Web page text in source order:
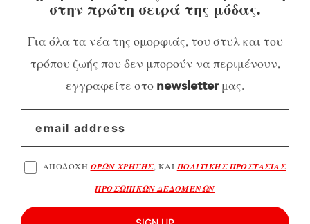
στην πρώτη σειρά της μόδας.
Για όλα τα νέα της ομορφιάς, του στυλ και του
τρόπου ζωής που δεν μπορούν να περιμένουν,
εγγραφείτε στο newsletterμας.
ΑΠΟΔΟΧΗ ΟΡΩΝ ΧΡΗΣΗΣ, ΚΑΙ ΠΟΛΙΤΙΚΗΣ ΠΡΟΣΤΑΣΙΑΣ
ΠΡΟΣΩΠΙΚΩΝ ΔΕΔΟΜΕΝΩΝ